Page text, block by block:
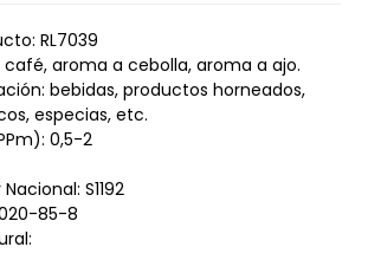
RL7039
aroma a cebolla, aroma a ajo.
bebidas, productos horneados,
especias, etc.
0,5-2
S1192
85-8